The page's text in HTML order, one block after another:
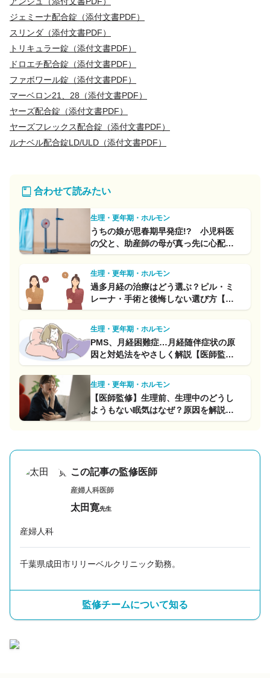
ジェミーナ配合錠（添付文書PDF）
スリンダ（添付文書PDF）
トリキュラー錠（添付文書PDF）
ドロエチ配合錠（添付文書PDF）
ファボワール錠（添付文書PDF）
マーベロン21、28（添付文書PDF）
ヤーズ配合錠（添付文書PDF）
ヤーズフレックス配合錠（添付文書PDF）
ルナベル配合錠LD/ULD（添付文書PDF）
合わせて読みたい
生理・更年期・ホルモン
うちの娘が思春期早発症!? 小児科医
の父と、助産師の母が真っ先に心配し
たこととは
生理・更年期・ホルモン
過多月経の治療はどう選ぶ？ピル・ミ
レーナ・手術と後悔しない選び方【②
治療編】
生理・更年期・ホルモン
PMS、月経困難症…月経随伴症状の原
因と対処法をやさしく解説【医師監
修】
生理・更年期・ホルモン
【医師監修】生理前、生理中のどうし
ようもない眠気はなぜ？原因を解説！
予防＆対策方法もチェック
この記事の監修医師
産婦人科医師
太田寛先生
産婦人科
千葉県成田市リリーベルクリニック勤務。
監修チームについて知る